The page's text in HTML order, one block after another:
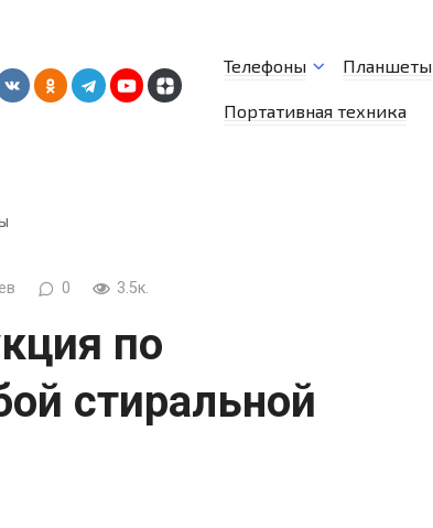
Телефоны Планшеты
Портативная техника
0 3.5к.
по
стиральной